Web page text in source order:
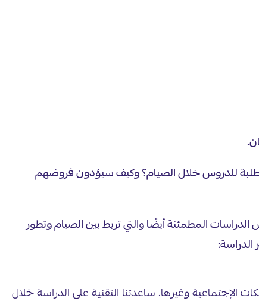
للدروس خلال الصيام؟ وكيف سيؤدون فروضهم
المطمئنة أيضًا والتي تربط بين الصيام وتطور
الإنترنت والشبكات الإجتماعية وغيرها. ساعدتنا التقنية على الدراسة خلال